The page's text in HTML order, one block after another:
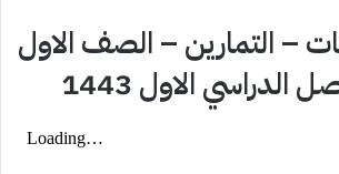
– التمارين – الصف الاول
الاول 1443